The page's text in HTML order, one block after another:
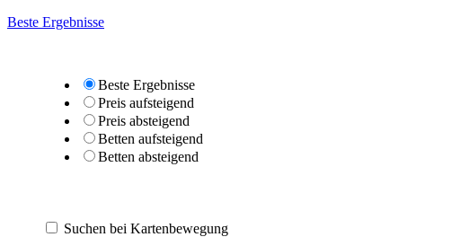
Beste Ergebnisse
Beste Ergebnisse
Preis aufsteigend
Preis absteigend
Betten aufsteigend
Betten absteigend
Suchen bei Kartenbewegung